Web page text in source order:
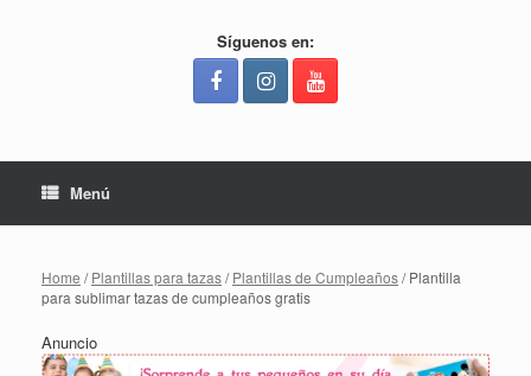
Síguenos en:
Menú
Home /Plantillas para tazas/Plantillas de Cumpleaños/ Plantilla
para sublimar tazas de cumpleaños gratis
Anuncio